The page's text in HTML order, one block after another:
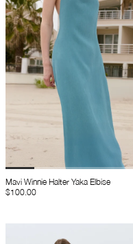
Mavi Winnie Halter Yaka Elbise
$100.00